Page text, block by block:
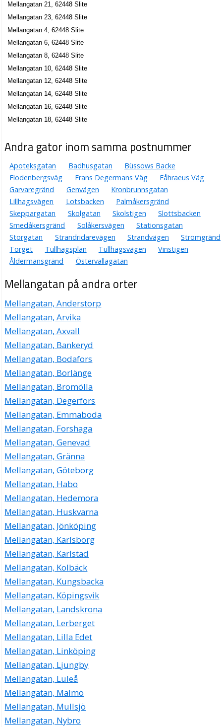
Mellangatan 21, 62448 Slite
Mellangatan 23, 62448 Slite
Mellangatan 4, 62448 Slite
Mellangatan 6, 62448 Slite
Mellangatan 8, 62448 Slite
Mellangatan 10, 62448 Slite
Mellangatan 12, 62448 Slite
Mellangatan 14, 62448 Slite
Mellangatan 16, 62448 Slite
Mellangatan 18, 62448 Slite
Andra gator inom samma postnummer
Apoteksgatan Badhusgatan
Büssows Backe
Flodenbergsväg
Frans Degermans Väg
Fåhraeus Väg
Garvaregränd
Genvägen
Kronbrunnsgatan
Lillhagsvägen
Lotsbacken
Palmåkersgränd
Skeppargatan
Skolgatan Skolstigen
Slottsbacken
Smedåkersgränd
Solåkersvägen
Stationsgatan
Storgatan
Strandridarevägen Strandvägen
Strömgränd
Torget
Tullhagsplan Tullhagsvägen
Vinstigen
Åldermansgränd
Östervallagatan
Mellangatan på andra orter
Mellangatan, Anderstorp
Mellangatan, Arvika
Mellangatan, Axvall
Mellangatan, Bankeryd
Mellangatan, Bodafors
Mellangatan, Borlänge
Mellangatan, Bromölla
Mellangatan, Degerfors
Mellangatan, Emmaboda
Mellangatan, Forshaga
Mellangatan, Genevad
Mellangatan, Gränna
Mellangatan, Göteborg
Mellangatan, Habo
Mellangatan, Hedemora
Mellangatan, Huskvarna
Mellangatan, Jönköping
Mellangatan, Karlsborg
Mellangatan, Karlstad
Mellangatan, Kolbäck
Mellangatan, Kungsbacka
Mellangatan, Köpingsvik
Mellangatan, Landskrona
Mellangatan, Lerberget
Mellangatan, Lilla Edet
Mellangatan, Linköping
Mellangatan, Ljungby
Mellangatan, Luleå
Mellangatan, Malmö
Mellangatan, Mullsjö
Mellangatan, Nybro